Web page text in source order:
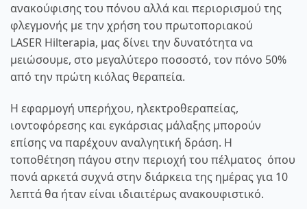
ανακούφισης του πόνου αλλά και περιορισμού της
φλεγμονής με την χρήση του πρωτοποριακού
LASER Hilterapia, μας δίνει την δυνατότητα να
μειώσουμε, στο μεγαλύτερο ποσοστό, τον πόνο 50%
από την πρώτη κιόλας θεραπεία.
Η εφαρμογή υπερήχου, ηλεκτροθεραπείας,
ιοντοφόρεσης και εγκάρσιας μάλαξης μπορούν
επίσης να παρέχουν αναλγητική δράση. Η
τοποθέτηση πάγου στην περιοχή του πέλματος όπου
πονά αρκετά συχνά στην διάρκεια της ημέρας για 10
λεπτά θα ήταν είναι ιδιαιτέρως ανακουφιστικό.